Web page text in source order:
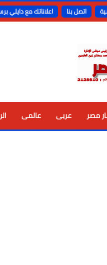
اتصل بنا اعلاناتك مع دايلي
مصر عربى عالمى